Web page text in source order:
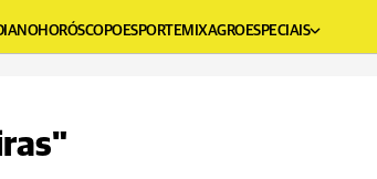
HORÓSCOPOESPORTEMIXAGROESPECIAIS